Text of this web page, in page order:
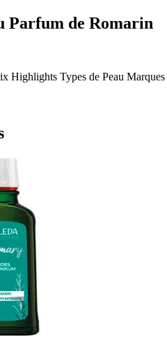
Parfum de Romarin
Highlights Types de Peau Marques